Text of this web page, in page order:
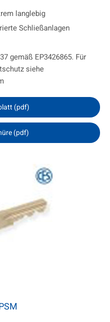
langlebig
Schließanlagen
gemäß EP3426865. Für
siehe
(pdf)
(pdf)